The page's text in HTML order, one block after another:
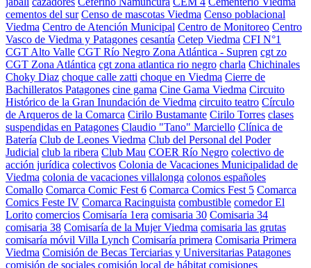
cementos del sur Censo de mascotas Viedma Censo poblacional
Viedma Centro de Atención Municipal Centro de Monitoreo Centro
Vasco de Viedma y Patagones cesantía Cetep Viedma CFI N°1
CGT Alto Valle CGT Río Negro Zona Atlántica - Supren cgt zo
CGT Zona Atlántica cgt zona atlantica rio negro charla Chichinales
Choky Diaz choque calle zatti choque en Viedma Cierre de
Bachilleratos Patagones cine gama Cine Gama Viedma Circuito
Histórico de la Gran Inundación de Viedma circuito teatro Círculo
de Arqueros de la Comarca Cirilo Bustamante Cirilo Torres clases
suspendidas en Patagones Claudio "Tano" Marciello Clínica de
Batería Club de Leones Viedma Club del Personal del Poder
Judicial club la ribera Club Mau COER Río Negro colectivo de
acción jurídica colectivos Colonia de Vacaciones Municipalidad de
Viedma colonia de vacaciones villalonga colonos españoles
Comallo Comarca Comic Fest 6 Comarca Comics Fest 5 Comarca
Comics Feste IV Comarca Racinguista combustible comedor El
Lorito comercios Comisaría 1era comisaria 30 Comisaria 34
comisaria 38 Comisaría de la Mujer Viedma comisaria las grutas
comisaría móvil Villa Lynch Comisaría primera Comisaria Primera
Viedma Comisión de Becas Terciarias y Universitarias Patagones
comisión de sociales comisión local de hábitat comisiones